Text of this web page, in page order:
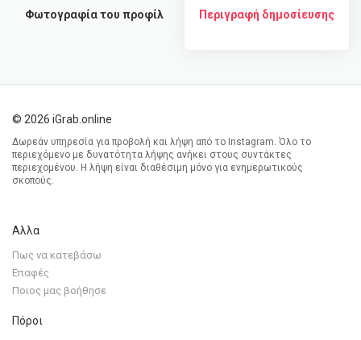
Φωτογραφία του προφίλ Περιγραφή δημοσίευσης
© 2026 iGrab.online
Δωρεάν υπηρεσία για προβολή και λήψη από το Instagram. Όλο το
περιεχόμενο με δυνατότητα λήψης ανήκει στους συντάκτες
περιεχομένου. Η λήψη είναι διαθέσιμη μόνο για ενημερωτικούς
σκοπούς.
Αλλα
Πως να κατεβάσω
Επαφές
Ποιος μας βοήθησε
Πόροι